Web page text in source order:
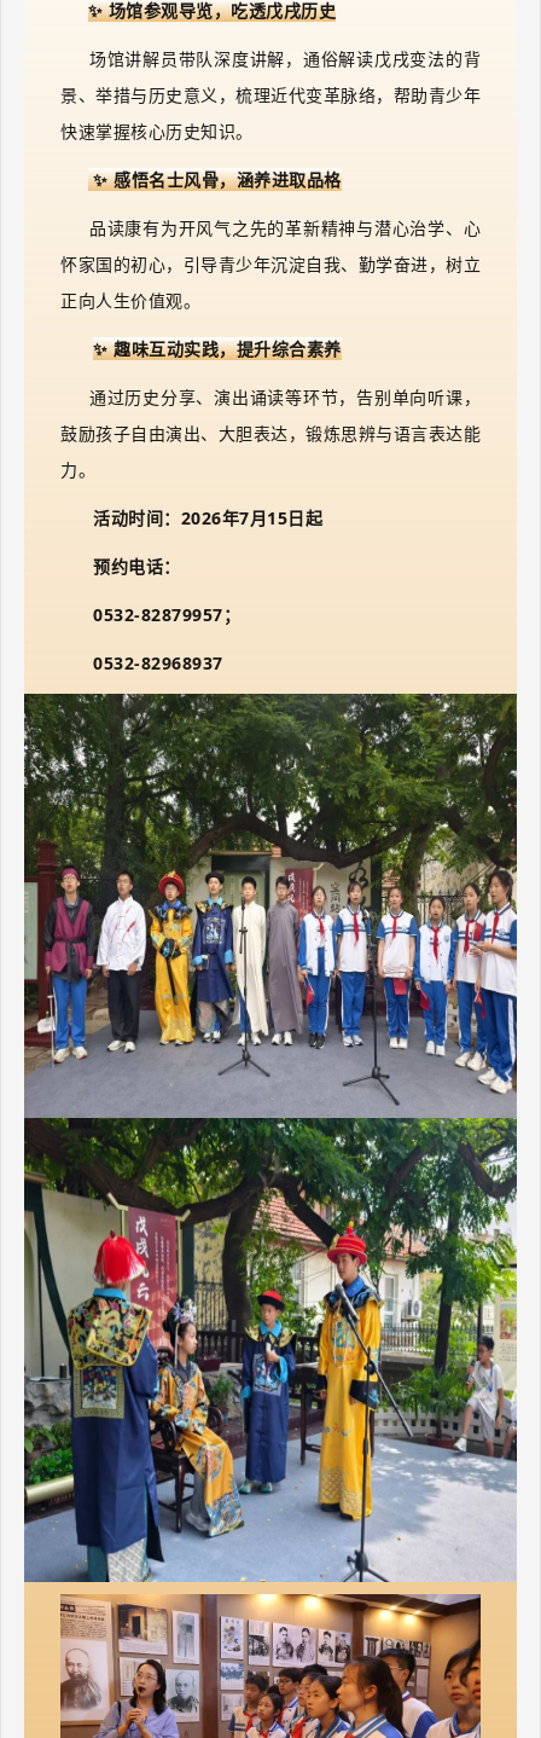
✨ 场馆参观导览，吃透戊戌历史
场馆讲解员带队深度讲解，通俗解读戊戌变法的背
景、举措与历史意义，梳理近代变革脉络，帮助青少年
快速掌握核心历史知识。
✨感悟名士风骨，涵养进取品格
品读康有为开风气之先的革新精神与潜心治学、心
怀家国的初心，引导青少年沉淀自我、勤学奋进，树立
正向人生价值观。
✨趣味互动实践，提升综合素养
通过历史分享、演出诵读等环节，告别单向听课，
鼓励孩子自由演出、大胆表达，锻炼思辨与语言表达能
力。
活动时间： 2026年7月15日起
预约电话：
0532-82879957；
0532-82968937